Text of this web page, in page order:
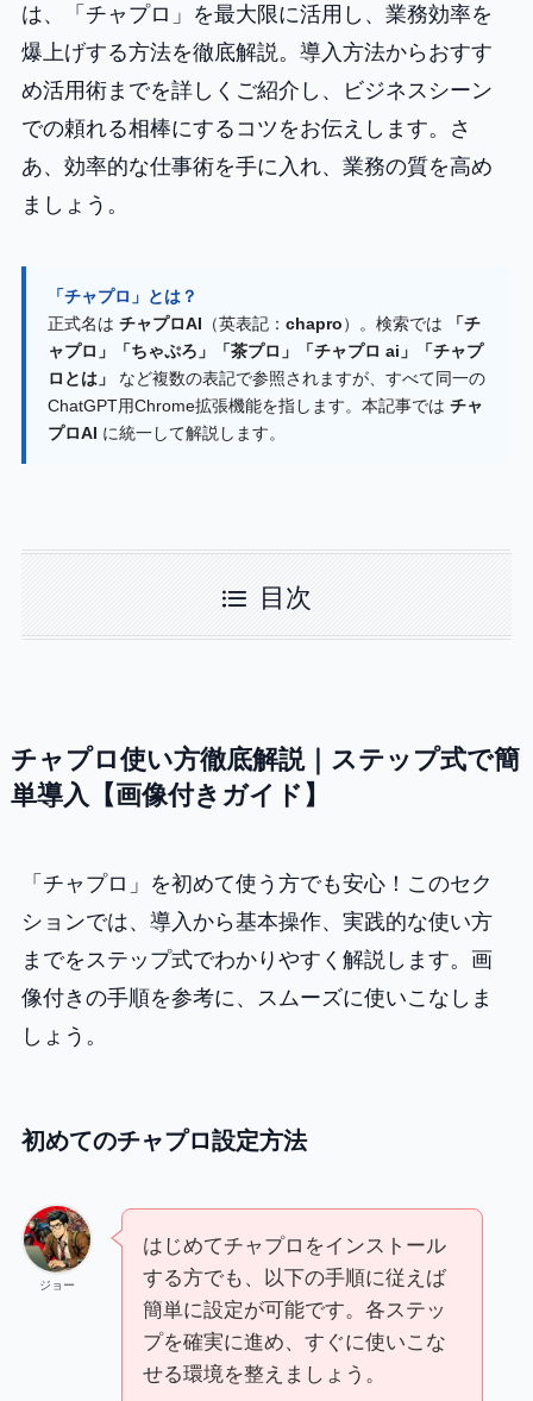
は、「チャプロ」を最大限に活用し、業務効率を
爆上げする方法を徹底解説。導入方法からおすす
め活用術までを詳しくご紹介し、ビジネスシーン
での頼れる相棒にするコツをお伝えします。さ
あ、効率的な仕事術を手に入れ、業務の質を高め
ましょう。
「チャプロ」とは？
正式名は チャプロAI （英表記： chapro）。検索では
「チ
ャプロ」「ちゃぷろ」「茶プロ」「チャプロ ai」「チャプ
ロとは」
など複数の表記で参照されますが、すべて同一の
ChatGPT用Chrome拡張機能を指します。本記事では チャ
プロAI に統一して解説します。
目次
チャプロ使い方徹底解説｜ステップ式で簡
単導入【画像付きガイド】
「チャプロ」を初めて使う方でも安心！このセク
ションでは、導入から基本操作、実践的な使い方
までをステップ式でわかりやすく解説します。画
像付きの手順を参考に、スムーズに使いこなしま
しょう。
初めてのチャプロ設定方法
ジョー
はじめてチャプロをインストール
する方でも、以下の手順に従えば
簡単に設定が可能です。各ステッ
プを確実に進め、すぐに使いこな
せる環境を整えましょう。